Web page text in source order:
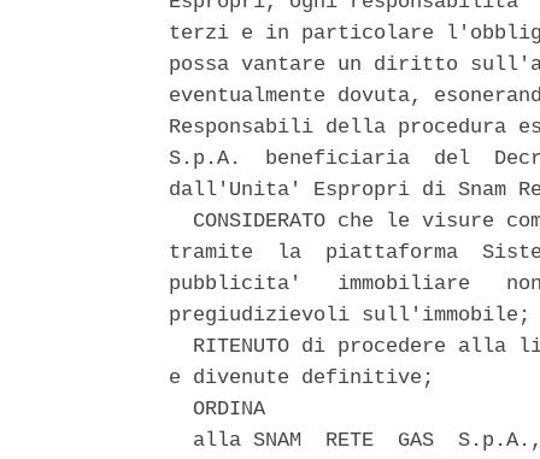
terzi e in particolare l'obbligo
possa vantare un diritto
eventualmente dovuta,
Responsabili della procedura
S.p.A.  beneficiaria  del
dall'Unita' Espropri di Snam
CONSIDERATO che le visure
tramite  la  piattaforma
pubblicita'   immobiliare
pregiudizievoli
RITENUTO di procedere alla
e divenute definitive;
  ORDINA
alla SNAM  RETE  GAS